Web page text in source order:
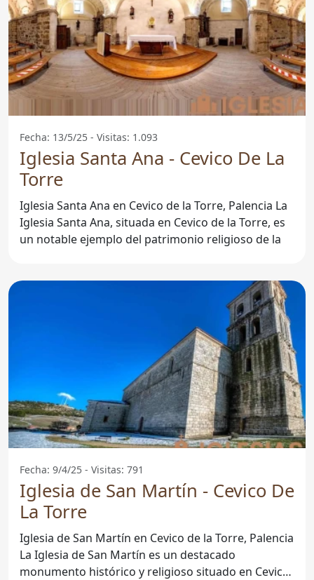
Fecha: 13/5/25 - Visitas: 1.093
Iglesia Santa Ana - Cevico De La
Torre
Iglesia Santa Ana en Cevico de la Torre, Palencia La
Iglesia Santa Ana, situada en Cevico de la Torre, es
un notable ejemplo del patrimonio religioso de la
Fecha: 9/4/25 - Visitas: 791
Iglesia de San Martín - Cevico De
La Torre
Iglesia de San Martín en Cevico de la Torre, Palencia
La Iglesia de San Martín es un destacado
monumento histórico y religioso situado en Cevico